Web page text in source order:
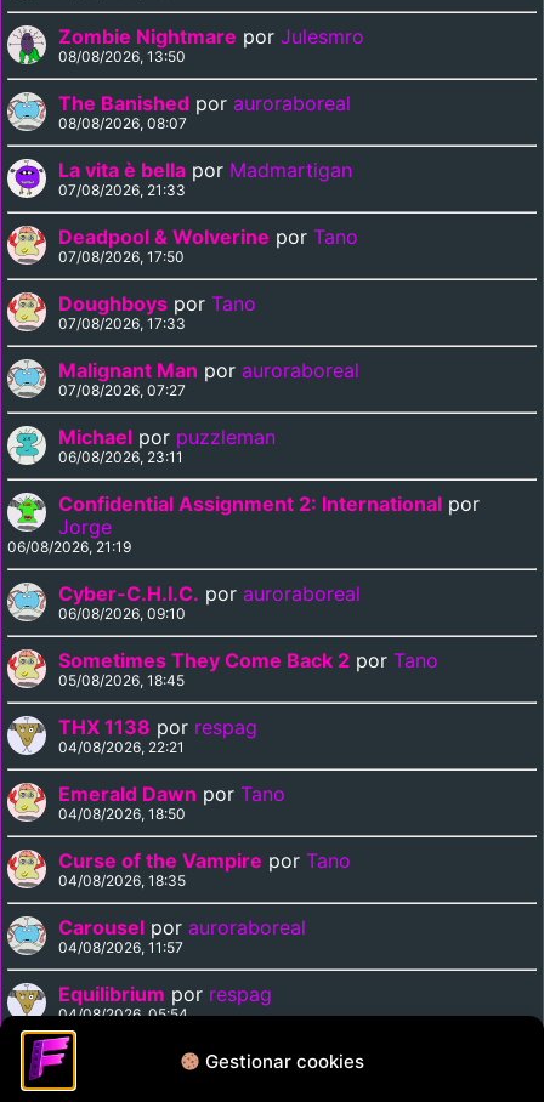
Gestionar cookies
Zombie Nightmare por Julesmro
08/08/2026, 13:50
The Banished por auroraboreal
08/08/2026, 08:07
La vita è bella por Madmartigan
07/08/2026, 21:33
Deadpool & Wolverine por Tano
07/08/2026, 17:50
Doughboys por Tano
07/08/2026, 17:33
Malignant Man por auroraboreal
07/08/2026, 07:27
Michael por puzzleman
06/08/2026, 23:11
Confidential Assignment 2: International por
Jorge
06/08/2026, 21:19
Cyber-C.H.I.C. por auroraboreal
06/08/2026, 09:10
Sometimes They Come Back 2 por Tano
05/08/2026, 18:45
THX 1138 por respag
04/08/2026, 22:21
Emerald Dawn por Tano
04/08/2026, 18:50
Curse of the Vampire por Tano
04/08/2026, 18:35
Carousel por auroraboreal
04/08/2026, 11:57
Equilibrium por respag
04/08/2026, 05:54
Midnight Expressporrespag